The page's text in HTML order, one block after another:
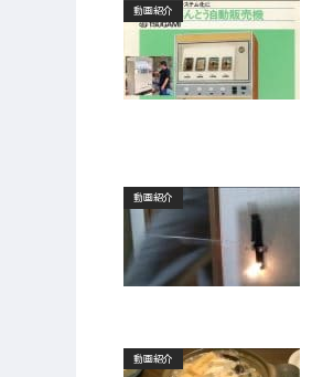
動画紹介
動画紹介
動画紹介